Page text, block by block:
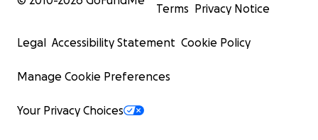
Terms Privacy Notice
Legal Accessibility Statement Cookie Policy
Manage Cookie Preferences
Your Privacy Choices